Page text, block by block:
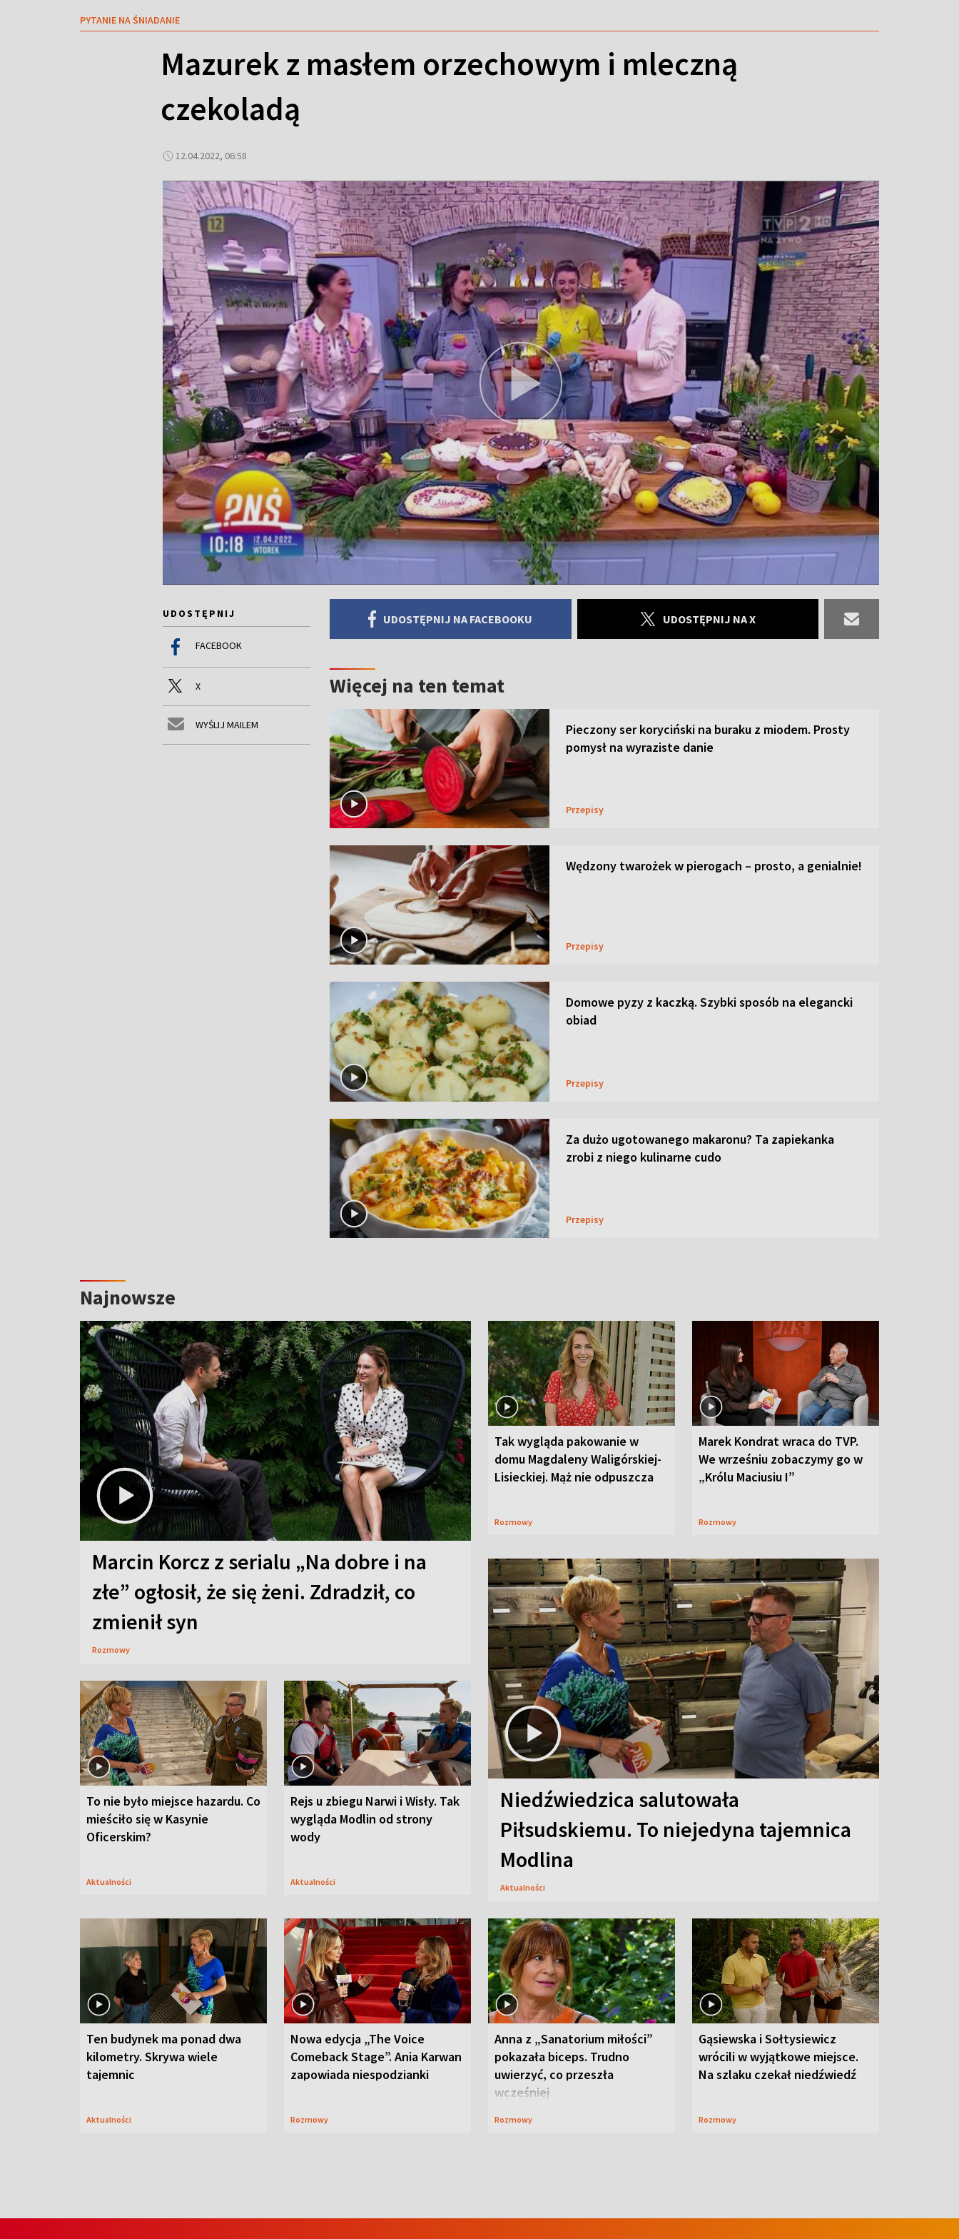
PYTANIE NA ŚNIADANIE
Mazurek z masłem orzechowym i mleczną
czekoladą
12.04.2022, 06:58
UDOSTĘPNIJ
FACEBOOK
X
WYŚLIJ MAILEM
UDOSTĘPNIJ NA FACEBOOKU UDOSTĘPNIJ NA X
Więcej na ten temat
Pieczony ser koryciński na buraku z miodem. Prosty
pomysł na wyraziste danie
Przepisy
Wędzony twarożek w pierogach – prosto, a genialnie!
Przepisy
Domowe pyzy z kaczką. Szybki sposób na elegancki
obiad
Przepisy
Za dużo ugotowanego makaronu? Ta zapiekanka
zrobi z niego kulinarne cudo
Przepisy
Najnowsze
Marcin Korcz z serialu „Na dobre i na
złe” ogłosił, że się żeni. Zdradził, co
zmienił syn
Rozmowy
Tak wygląda pakowanie w
domu Magdaleny Waligórskiej-
Lisieckiej. Mąż nie odpuszcza
Rozmowy
Marek Kondrat wraca do TVP.
We wrześniu zobaczymy go w
„Królu Maciusiu I”
Rozmowy
To nie było miejsce hazardu. Co
mieściło się w Kasynie
Oficerskim?
Aktualności
Rejs u zbiegu Narwi i Wisły. Tak
wygląda Modlin od strony
wody
Aktualności
Niedźwiedzica salutowała
Piłsudskiemu. To niejedyna tajemnica
Modlina
Aktualności
Ten budynek ma ponad dwa
kilometry. Skrywa wiele
tajemnic
Aktualności
Nowa edycja „The Voice
Comeback Stage”. Ania Karwan
zapowiada niespodzianki
Rozmowy
Anna z „Sanatorium miłości”
pokazała biceps. Trudno
uwierzyć, co przeszła
wcześniej
Rozmowy
Gąsiewska i Sołtysiewicz
wrócili w wyjątkowe miejsce.
Na szlaku czekał niedźwiedź
Rozmowy